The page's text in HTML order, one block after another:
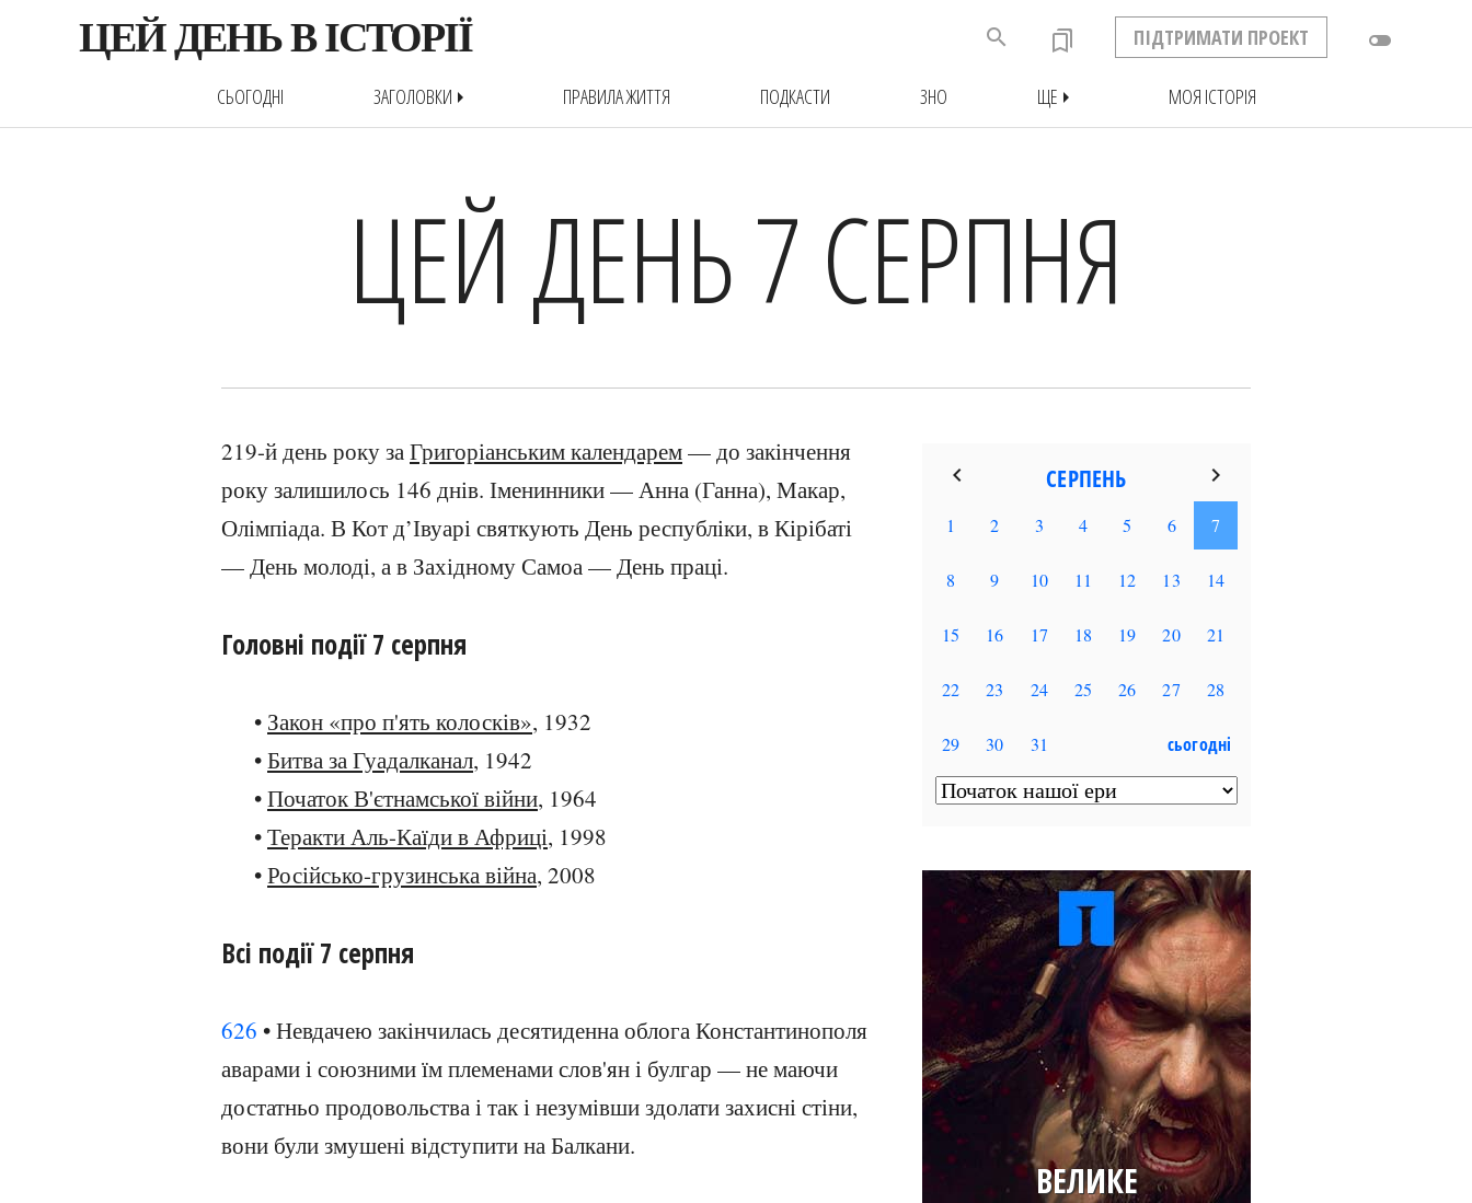
ЦЕЙ ДЕНЬ В ІСТОРІЇ toggle_off
ПІДТРИМАТИ ПРОЕКТ
bookmarks
search
СЬОГОДНІ ЗАГОЛОВКИarrow_right ПРАВИЛА ЖИТТЯ ПОДКАСТИ ЗНО ЩЕarrow_right МОЯ ІСТОРІЯ
ЦЕЙ ДЕНЬ 7 СЕРПНЯ
219-й день року заГригоріанським календарем— до закінчення
року залишилось 146 днів. Іменинники — Анна (Ганна), Макар,
Олімпіада. В Кот д’Івуарі святкують День республіки, в Кірібаті
— День молоді, а в Західному Самоа — День праці.
Головні події 7 серпня
• Закон «про п'ять колосків», 1932
•Битва за Гуадалканал, 1942
•Початок В'єтнамської війни, 1964
•Теракти Аль-Каїди в Африці, 1998
•Російсько-грузинська війна, 2008
Всі події 7 серпня
626 • Невдачею закінчилась десятиденна облога Константинополя
аварами і союзними їм племенами слов'ян і булгар — не маючи
достатньо продовольства і так і незумівши здолати захисні стіни,
вони були змушені відступити на Балкани.
ВЕЛИКЕ